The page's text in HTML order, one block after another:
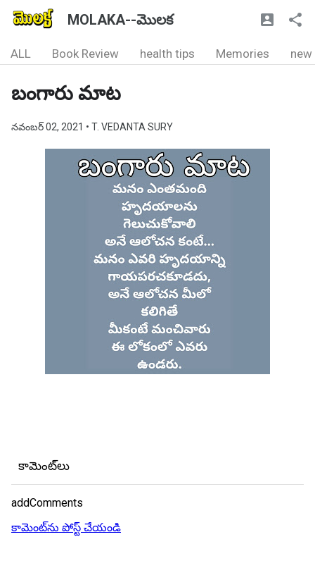
MOLAKA--మొలక
ALL Book Review health tips Memories new
బంగారు మాట
నవంబర్ 02, 2021 • T. VEDANTA SURY
కామెంట్‌లు
addComments
కామెంట్‌ను పోస్ట్ చేయండి